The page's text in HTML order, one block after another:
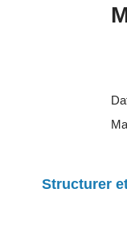
Structurer